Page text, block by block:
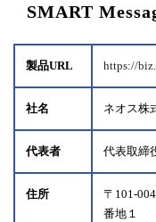
SMART
製品URL https://
社名 ネオス株
代表者 代表取締
住所
〒101-
番地１